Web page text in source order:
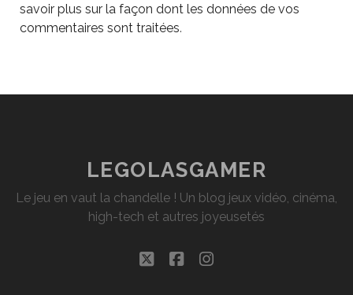
savoir plus sur la façon dont les données de vos
commentaires sont traitées.
LEGOLASGAMER
Le jeu en vaut la chandelle ! Un blog jeux vidéo, cinéma,
high-tech et autres joyeusetés
twitterfacebookinstagram